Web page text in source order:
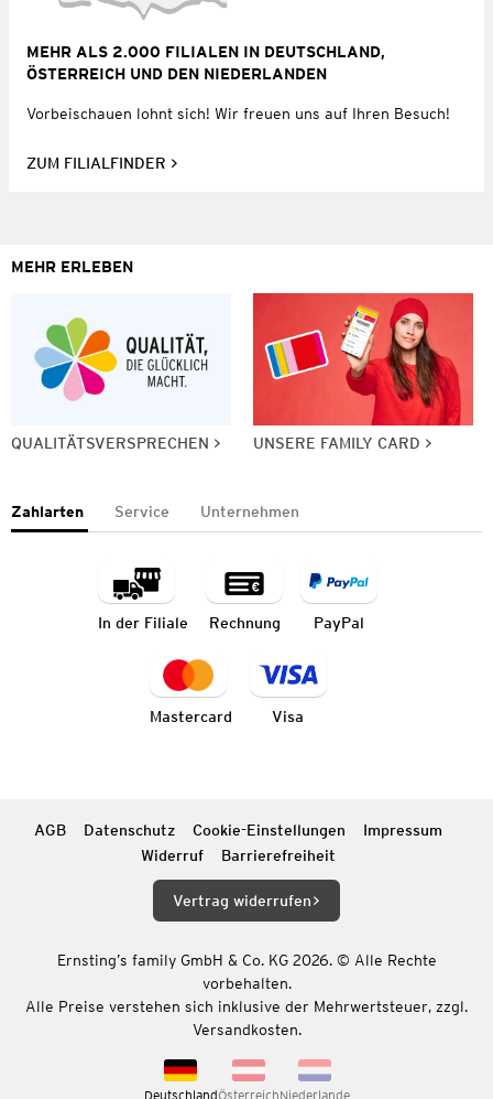
MEHR ALS 2.000 FILIALEN IN DEUTSCHLAND,
ÖSTERREICH UND DEN NIEDERLANDEN
Vorbeischauen lohnt sich! Wir freuen uns auf Ihren Besuch!
ZUM FILIALFINDER
MEHR ERLEBEN
QUALITÄTSVERSPRECHEN UNSERE FAMILY CARD
Zahlarten Service Unternehmen
In der Filiale Rechnung PayPal
Mastercard Visa
AGB Datenschutz Cookie-Einstellungen
Impressum
Widerruf
Barrierefreiheit
Vertrag widerrufen
Ernsting’s family GmbH & Co. KG 2026. © Alle Rechte
vorbehalten.
Alle Preise verstehen sich inklusive der Mehrwertsteuer, zzgl.
Versandkosten.
DeutschlandÖsterreichNiederlande